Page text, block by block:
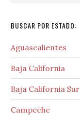
BUSCAR POR ESTADO:
Aguascalientes
Baja California
Baja California Sur
Campeche